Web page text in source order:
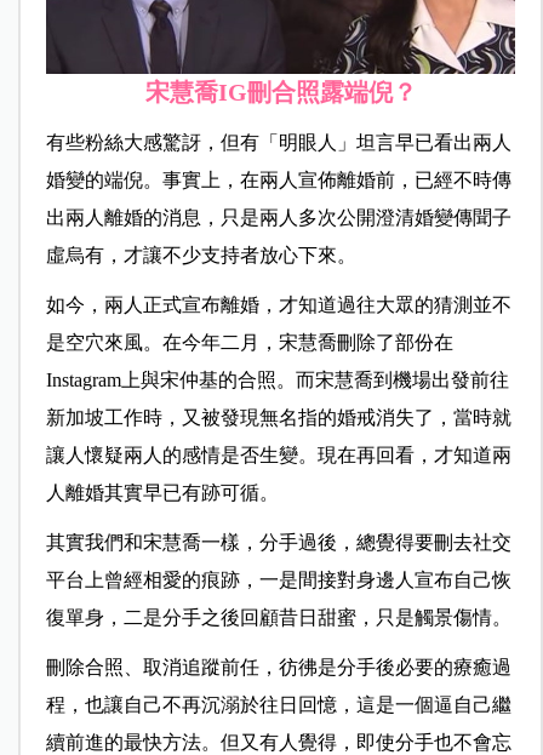
宋慧喬IG刪合照露端倪？
有些粉絲大感驚訝，但有「明眼人」坦言早已看出兩人
婚變的端倪。事實上，在兩人宣佈離婚前，已經不時傳
出兩人離婚的消息，只是兩人多次公開澄清婚變傳聞子
虛烏有，才讓不少支持者放心下來。
如今，兩人正式宣布離婚，才知道過往大眾的猜測並不
是空穴來風。在今年二月，宋慧喬刪除了部份在
Instagram上與宋仲基的合照。而宋慧喬到機場出發前往
新加坡工作時，又被發現無名指的婚戒消失了，當時就
讓人懷疑兩人的感情是否生變。現在再回看，才知道兩
人離婚其實早已有跡可循。
其實我們和宋慧喬一樣，分手過後，總覺得要刪去社交
平台上曾經相愛的痕跡，一是間接對身邊人宣布自己恢
復單身，二是分手之後回顧昔日甜蜜，只是觸景傷情。
刪除合照、取消追蹤前任，彷彿是分手後必要的療癒過
程，也讓自己不再沉溺於往日回憶，這是一個逼自己繼
續前進的最快方法。但又有人覺得，即使分手也不會忘